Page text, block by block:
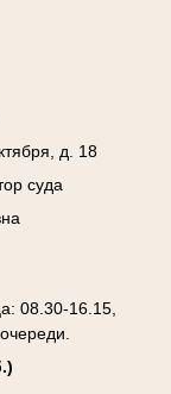
д. 18
суда
08.30-16.15,